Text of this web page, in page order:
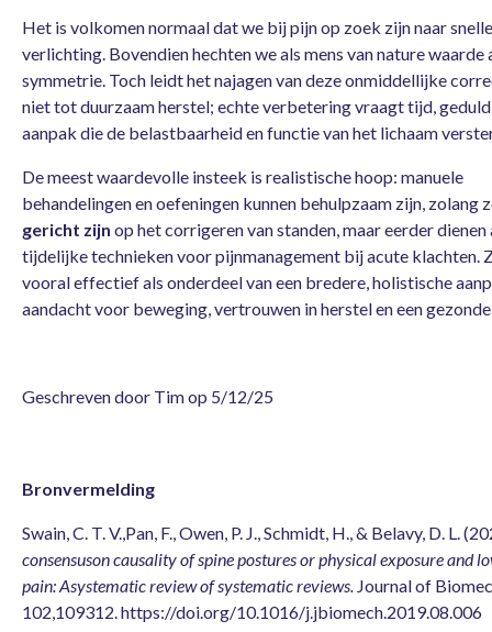
Het is volkomen normaal dat we bij pijn op zoek zijn naar snelle
verlichting. Bovendien hechten we als mens van nature waarde
symmetrie. Toch leidt het najagen van deze onmiddellijke
niet tot duurzaam herstel; echte verbetering vraagt tijd, geduld
aanpak die de belastbaarheid en functie van het lichaam
De meest waardevolle insteek is realistische hoop: manuele
behandelingen en oefeningen kunnen behulpzaam zijn, zolang
gericht zijn op het corrigeren van standen, maar eerder dienen
tijdelijke technieken voor pijnmanagement bij acute klachten.
vooral effectief als onderdeel van een bredere, holistische
aandacht voor beweging, vertrouwen in herstel en een
Geschreven door Tim op 5/12/25
Bronvermelding
Swain, C. T. V.,Pan, F., Owen, P. J., Schmidt, H., & Belavy, D. L.
consensuson causality of spine postures or physical exposure and
pain: Asystematic review of systematic reviews. Journal of
102,109312. https://doi.org/10.1016/j.jbiomech.2019.08.006